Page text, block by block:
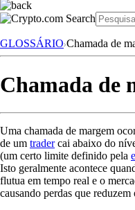
GLOSSÁRIO Chamada de
Chamada de
Uma chamada de margem
de um tradercai abaixo do
(um certo limite definido pela
Isto geralmente acontece
flutua em tempo real e o
causando perdas que